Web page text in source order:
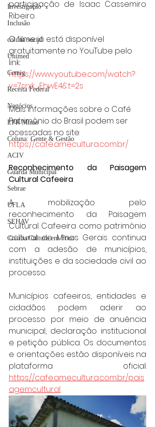
Investigação
Inclusão
coluna social
Unimed
Cemig
Receita Federal
Negócios
EPR Minas
Coluna: Gente & Gestão
ACIV
Guarda Municipal
Sebrae
UFLA
SEHAV
Coluna Cultura em Foco
participação de Isaac Cassemiro
Ribeiro.
O filme já está disponível
gratuitamente no YouTube pelo
link:
https://www.youtube.com/watch?
v=7srxk_EhwE4&t=2s
Mais informações sobre o Café
Patrimônio do Brasil podem ser
acessadas no site:
https://cafe.amecultura.com.br/
Reconhecimento da Paisagem
Cultural Cafeeira
A mobilização pelo
reconhecimento da Paisagem
Cultural Cafeeira como patrimônio
cultural de Minas Gerais continua
com a adesão de municípios,
instituições e da sociedade civil ao
processo.
Municípios cafeeiros, entidades e
cidadãos podem aderir ao
processo por meio de anuência
municipal, declaração institucional
e petição pública. Os documentos
e orientações estão disponíveis na
https://cafe.amecultura.com.br/pais
agemcultural